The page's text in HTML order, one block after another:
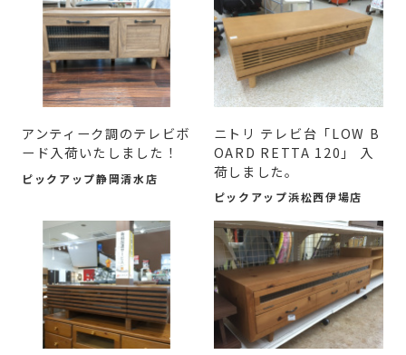
アンティーク調のテレビボ
ード入荷いたしました！
ピックアップ静岡清水店
ニトリ テレビ台「LOW B
OARD RETTA 120」 入
荷しました。
ピックアップ浜松西伊場店